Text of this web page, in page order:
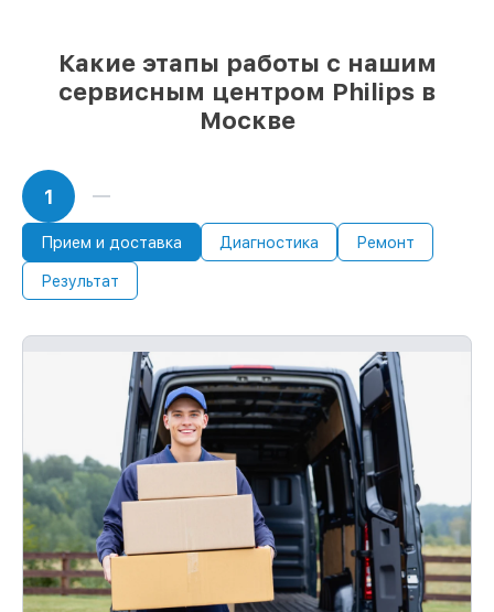
Какие этапы работы с нашим
сервисным центром Philips в
Москве
1
Прием и доставка Диагностика Ремонт
Результат